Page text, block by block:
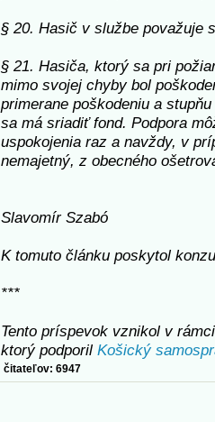
§ 20. Hasič v službe považuje
§ 21. Hasiča, ktorý sa pri
mimo svojej chyby bol
primerane poškodeniu a
sa má sriadiť fond. Podpora
uspokojenia raz a navždy, v
nemajetný, z obecného
Slavomír Szabó
K tomuto článku poskytol
***
Tento príspevok vznikol v
ktorý podporil Košický
čitateľov: 6947